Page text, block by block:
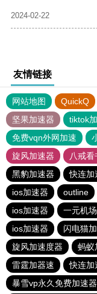
2024-02-22
友情链接
网站地图 QuickQ
坚果加速器
tiktok
免费vqn外网加速
旋风加速器
八戒看
黑豹加速器
快连加
ios加速器
outline
ios加速器
一元机场
ios加速器
闪电猫
旋风加速度器
蚂蚁
雷霆加器速
快连加
暴雪vp永久免费加速